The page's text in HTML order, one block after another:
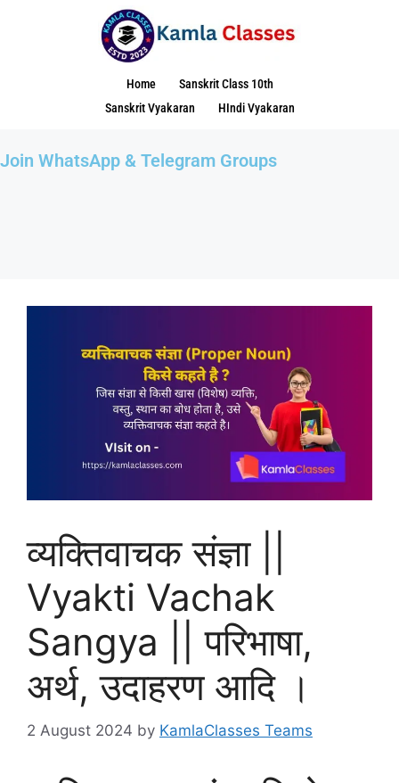
Home
Sanskrit Class 10th
Sanskrit Vyakaran
HIndi Vyakaran
Join WhatsApp & Telegram Groups
व्यक्तिवाचक संज्ञा ||
Vyakti Vachak
Sangya || परिभाषा,
अर्थ, उदाहरण आदि ।
2 August 2024 by KamlaClasses Teams